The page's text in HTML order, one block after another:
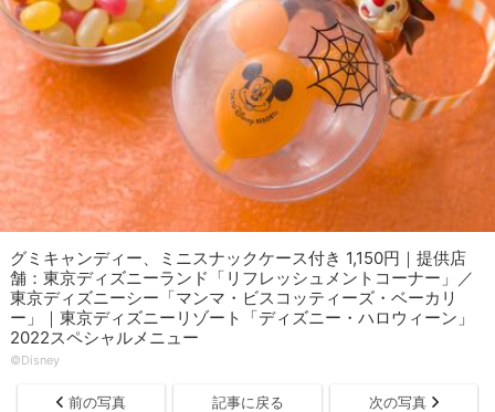
グミキャンディー、ミニスナックケース付き 1,150円｜提供店
舗：東京ディズニーランド「リフレッシュメントコーナー」／
東京ディズニーシー「マンマ・ビスコッティーズ・ベーカリ
ー」｜東京ディズニーリゾート「ディズニー・ハロウィーン」
2022スペシャルメニュー
©︎Disney
前の写真 記事に戻る 次の写真